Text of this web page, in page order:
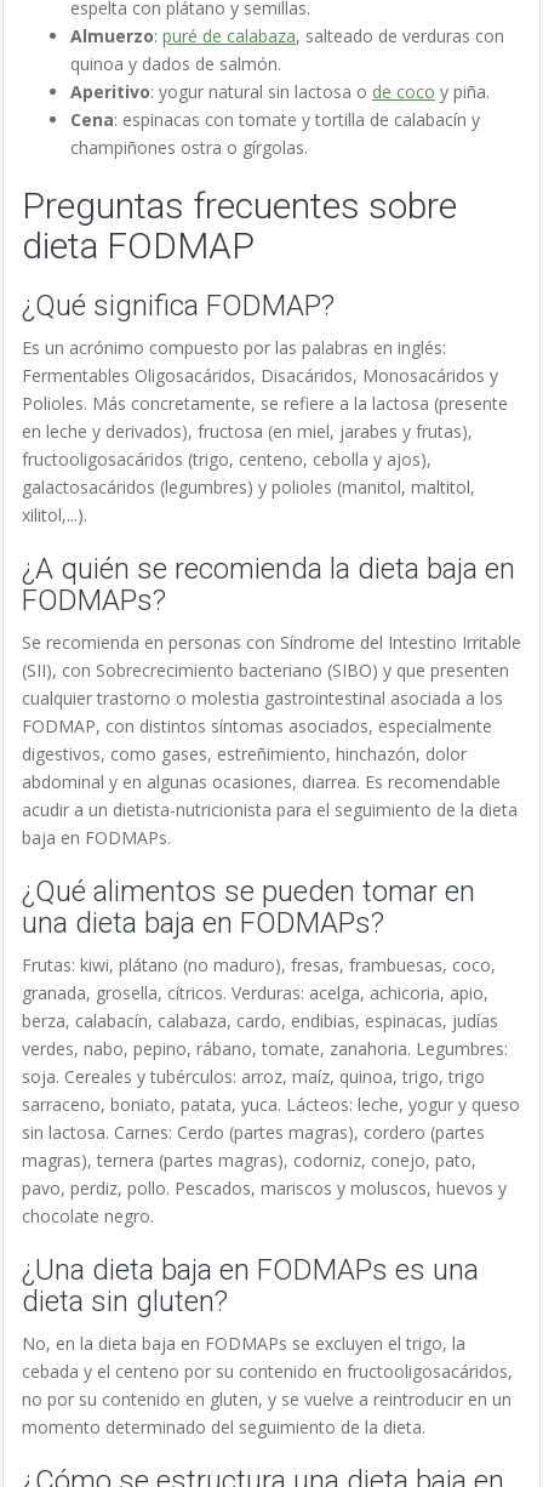
espelta con plátano y semillas.
Almuerzo: puré de calabaza, salteado de verduras con
quinoa y dados de salmón.
Aperitivo: yogur natural sin lactosa o de coco y piña.
Cena: espinacas con tomate y tortilla de calabacín y
champiñones ostra o gírgolas.
Preguntas frecuentes sobre
dieta FODMAP
¿Qué significa FODMAP?
Es un acrónimo compuesto por las palabras en inglés:
Fermentables Oligosacáridos, Disacáridos, Monosacáridos y
Polioles. Más concretamente, se refiere a la lactosa (presente
en leche y derivados), fructosa (en miel, jarabes y frutas),
fructooligosacáridos (trigo, centeno, cebolla y ajos),
galactosacáridos (legumbres) y polioles (manitol, maltitol,
xilitol,...).
¿A quién se recomienda la dieta baja en
FODMAPs?
Se recomienda en personas con Síndrome del Intestino Irritable
(SII), con Sobrecrecimiento bacteriano (SIBO) y que presenten
cualquier trastorno o molestia gastrointestinal asociada a los
FODMAP, con distintos síntomas asociados, especialmente
digestivos, como gases, estreñimiento, hinchazón, dolor
abdominal y en algunas ocasiones, diarrea. Es recomendable
acudir a un dietista-nutricionista para el seguimiento de la dieta
baja en FODMAPs.
¿Qué alimentos se pueden tomar en
una dieta baja en FODMAPs?
Frutas: kiwi, plátano (no maduro), fresas, frambuesas, coco,
granada, grosella, cítricos. Verduras: acelga, achicoria, apio,
berza, calabacín, calabaza, cardo, endibias, espinacas, judías
verdes, nabo, pepino, rábano, tomate, zanahoria. Legumbres:
soja. Cereales y tubérculos: arroz, maíz, quinoa, trigo, trigo
sarraceno, boniato, patata, yuca. Lácteos: leche, yogur y queso
sin lactosa. Carnes: Cerdo (partes magras), cordero (partes
magras), ternera (partes magras), codorniz, conejo, pato,
pavo, perdiz, pollo. Pescados, mariscos y moluscos, huevos y
chocolate negro.
¿Una dieta baja en FODMAPs es una
dieta sin gluten?
No, en la dieta baja en FODMAPs se excluyen el trigo, la
cebada y el centeno por su contenido en fructooligosacáridos,
no por su contenido en gluten, y se vuelve a reintroducir en un
momento determinado del seguimiento de la dieta.